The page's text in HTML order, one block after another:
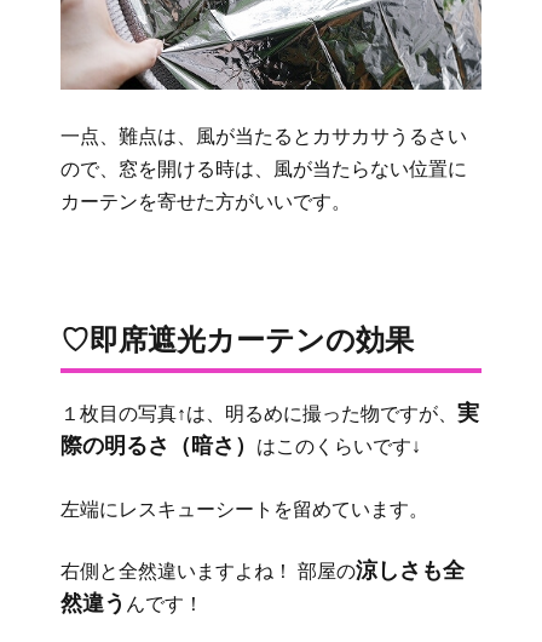
一点、難点は、風が当たるとカサカサうるさい
ので、窓を開ける時は、風が当たらない位置に
カーテンを寄せた方がいいです。
♡即席遮光カーテンの効果
１枚目の写真↑は、明るめに撮った物ですが、 実
際の明るさ（暗さ）
はこのくらいです↓
左端にレスキューシートを留めています。
右側と全然違いますよね！ 部屋の涼しさも全
然違う んです！